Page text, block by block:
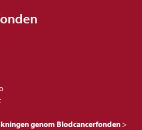
genom Blodcancerfonden >